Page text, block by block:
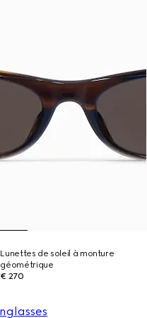
Lunettes de soleil à monture
géométrique
€ 270